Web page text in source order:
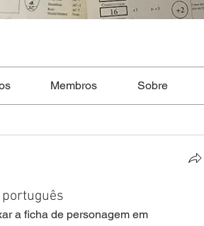
Membros Sobre
a ficha de personagem em